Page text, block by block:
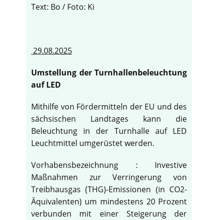
Text: Bo / Foto: Ki
29.08.2025
Umstellung der Turnhallenbeleuchtung
auf LED
Mithilfe von Fördermitteln der EU und des
sächsischen Landtages kann die
Beleuchtung in der Turnhalle auf LED
Leuchtmittel umgerüstet werden.
Vorhabensbezeichnung : Investive
Maßnahmen zur Verringerung von
Treibhausgas (THG)-Emissionen (in CO2-
Äquivalenten) um mindestens 20 Prozent
verbunden mit einer Steigerung der